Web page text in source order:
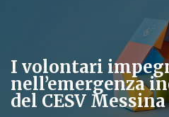
I volontari
nell’emergenza
del CESV Messina